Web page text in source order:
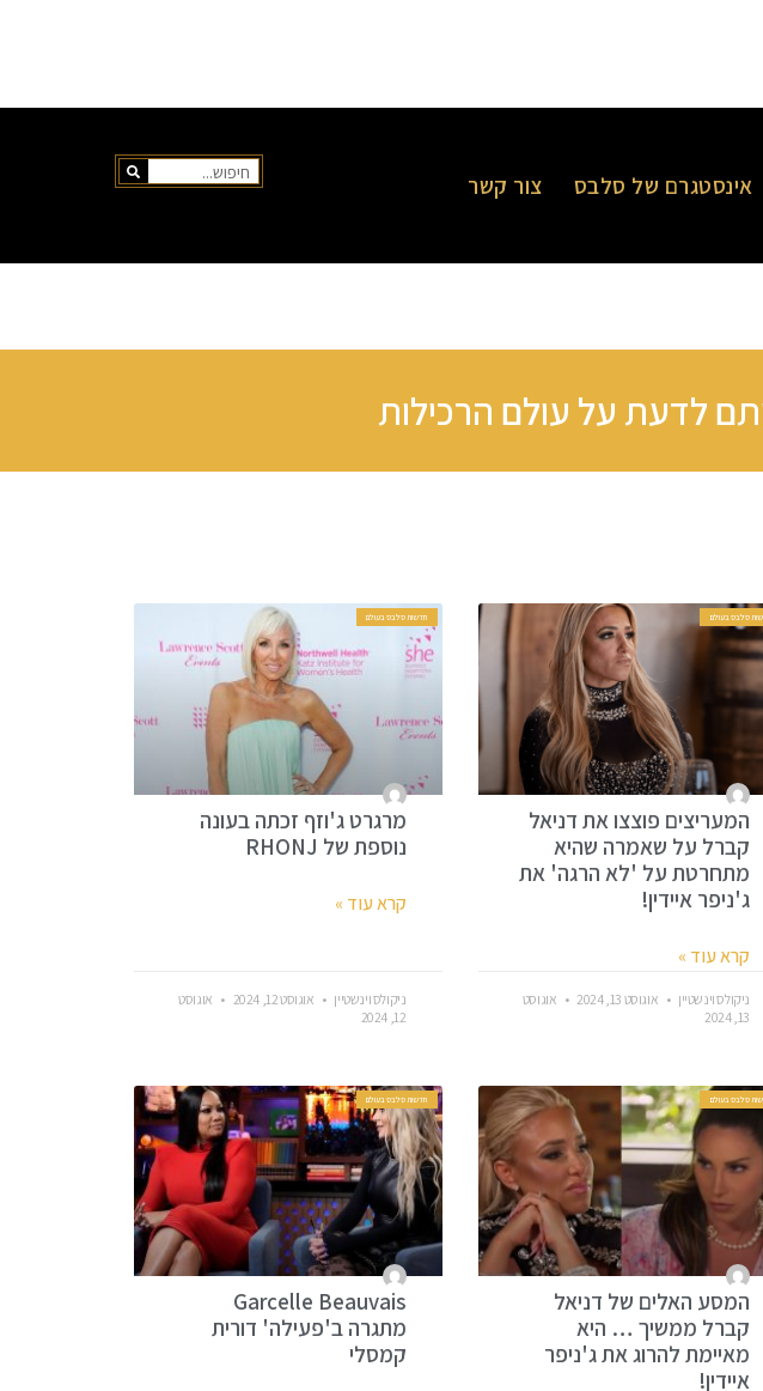
אינסטגרם של סלבס צור קשר
לדעת על עולם הרכילות​
סלבס בעולם
המעריצים פוצצו את דניאל
קברל על שאמרה שהיא
מתחרטת על 'לא הרגה' את
ג'ניפר איידין!
קרא עוד »
ניקולס וינשטיין אוגוסט 13, 2024
אוגוסט
13, 2024
חדשות סלבס בעולם
מרגרט ג'וזף זכתה בעונה
נוספת של RHONJ
קרא עוד »
ניקולס וינשטיין אוגוסט 12, 2024
אוגוסט
12, 2024
סלבס בעולם
המסע האלים של דניאל
קברל ממשיך … היא
מאיימת להרוג את ג'ניפר
איידין!
חדשות סלבס בעולם
Garcelle Beauvais
מתגרה ב'פעילה' דורית
קמסלי